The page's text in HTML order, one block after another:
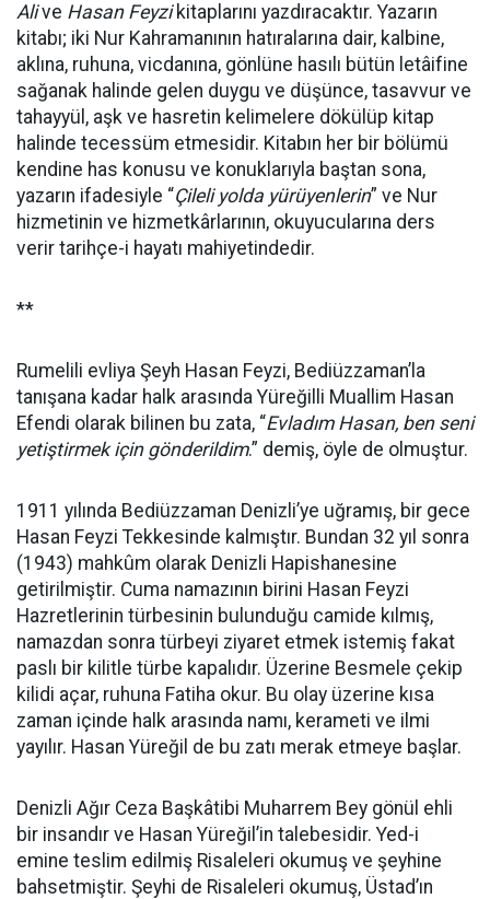
Alive Hasan Feyzikitaplarını yazdıracaktır. Yazarın
kitabı; iki Nur Kahramanının hatıralarına dair, kalbine,
aklına, ruhuna, vicdanına, gönlüne hasılı bütün letâifine
sağanak halinde gelen duygu ve düşünce, tasavvur ve
tahayyül, aşk ve hasretin kelimelere dökülüp kitap
halinde tecessüm etmesidir. Kitabın her bir bölümü
kendine has konusu ve konuklarıyla baştan sona,
yazarın ifadesiyle “Çileli yolda yürüyenlerin” ve Nur
hizmetinin ve hizmetkârlarının, okuyucularına ders
verir tarihçe-i hayatı mahiyetindedir.
**
Rumelili evliya Şeyh Hasan Feyzi, Bediüzzaman’la
tanışana kadar halk arasında Yüreğilli Muallim Hasan
Efendi olarak bilinen bu zata, “Evladım Hasan, ben seni
yetiştirmek için gönderildim.” demiş, öyle de olmuştur.
1911 yılında Bediüzzaman Denizli’ye uğramış, bir gece
Hasan Feyzi Tekkesinde kalmıştır. Bundan 32 yıl sonra
(1943) mahkûm olarak Denizli Hapishanesine
getirilmiştir. Cuma namazının birini Hasan Feyzi
Hazretlerinin türbesinin bulunduğu camide kılmış,
namazdan sonra türbeyi ziyaret etmek istemiş fakat
paslı bir kilitle türbe kapalıdır. Üzerine Besmele çekip
kilidi açar, ruhuna Fatiha okur. Bu olay üzerine kısa
zaman içinde halk arasında namı, kerameti ve ilmi
yayılır. Hasan Yüreğil de bu zatı merak etmeye başlar.
Denizli Ağır Ceza Başkâtibi Muharrem Bey gönül ehli
bir insandır ve Hasan Yüreğil’in talebesidir. Yed-i
emine teslim edilmiş Risaleleri okumuş ve şeyhine
bahsetmiştir. Şeyhi de Risaleleri okumuş, Üstad’ın